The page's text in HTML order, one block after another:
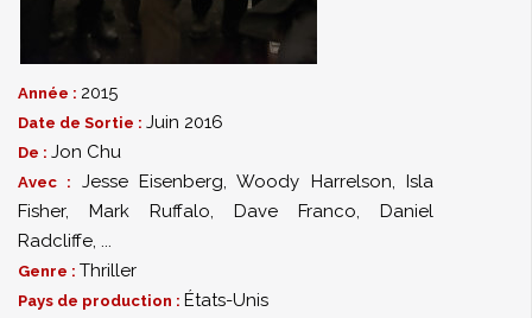
Année : 2015
Date de Sortie : Juin 2016
De : Jon Chu
Avec : Jesse Eisenberg,Woody Harrelson,Isla
Fisher, Mark Ruffalo, Dave Franco, Daniel
Radcliffe, ...
Genre : Thriller
Pays de production : États-Unis